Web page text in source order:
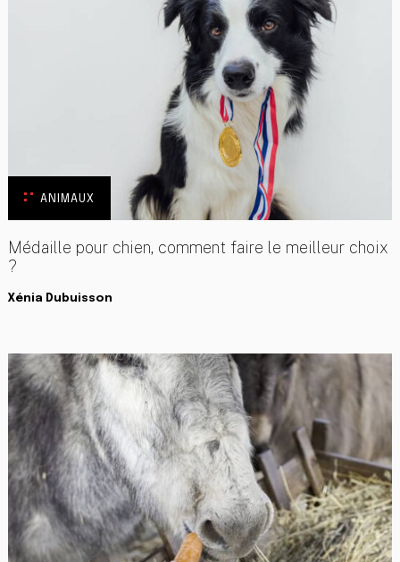
ANIMAUX
Médaille pour chien, comment faire le meilleur choix
?
Xénia Dubuisson